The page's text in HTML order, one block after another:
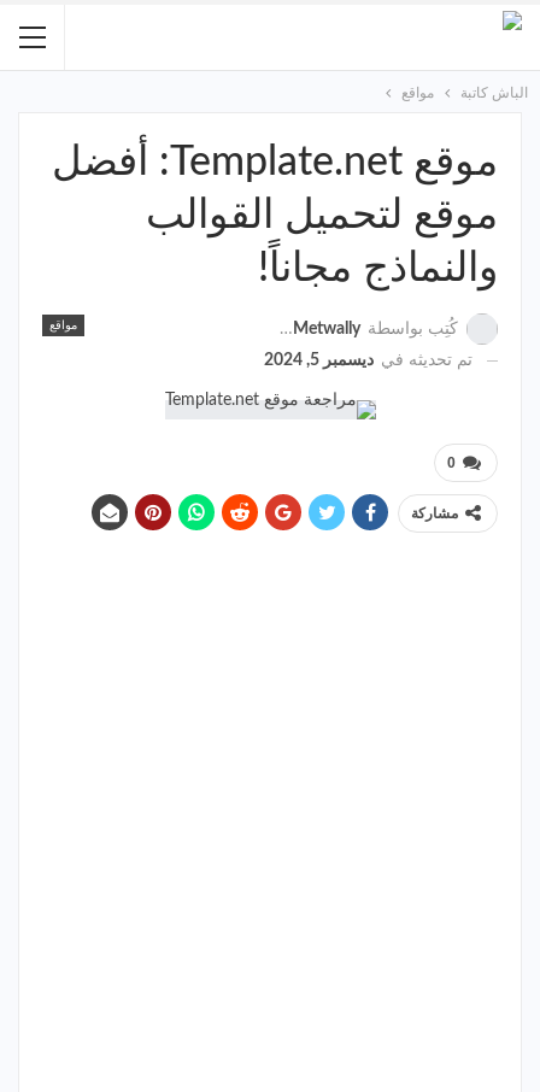
الباش كاتبة مواقع
موقع Template.net: أفضل
موقع لتحميل القوالب
والنماذج مجاناً!
مواقع كُتِب بواسطة Sara Metwally
تم تحديثه في ديسمبر 5, 2024
0
مشاركة